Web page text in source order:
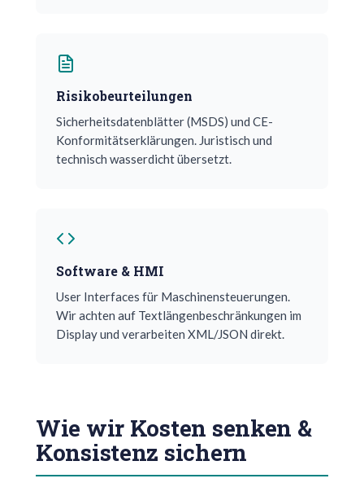
Risikobeurteilungen
Sicherheitsdatenblätter (MSDS) und CE-
Konformitätserklärungen. Juristisch und
technisch wasserdicht übersetzt.
Software & HMI
User Interfaces für Maschinensteuerungen.
Wir achten auf Textlängenbeschränkungen im
Display und verarbeiten XML/JSON direkt.
Wie wir Kosten senken &
Konsistenz sichern